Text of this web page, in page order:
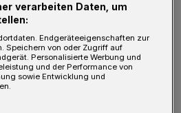
Abend. Statt ihre
zu verbringen, werden
Kapelle gerufen, in der die
Roll- Coverband „The
Startlöchern steht. Statt
verarbeiten Daten, um
Endgeräteeigenschaften zur
Speichern von oder Zugriff auf
Personalisierte Werbung und
und der Performance von
sowie Entwicklung und